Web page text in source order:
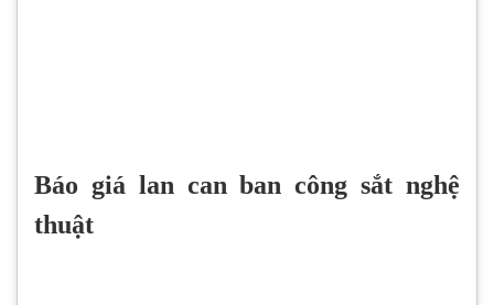
Báo giá lan can ban công sắt nghệ
thuật